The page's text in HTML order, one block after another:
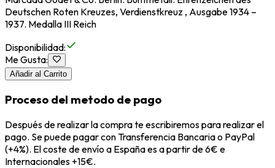
Deutschen Roten Kreuzes, Verdienstkreuz , Ausgabe 1934 –
1937. Medalla III Reich
Disponibilidad:
Me Gusta:
Añadir al Carrito
Proceso del metodo de pago
Después de realizar la compra te escribiremos para realizar el
pago. Se puede pagar con Transferencia Bancaria o PayPal
(+4%). El coste de envío a España es a partir de 6€ e
Internacionales +15€.